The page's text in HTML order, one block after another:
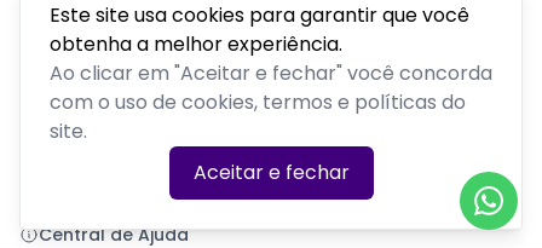
Este site usa cookies para garantir que você
obtenha a melhor experiência.
Ao clicar em "Aceitar e fechar" você concorda
com o uso de cookies, termos e políticas do
site.
Aceitar e fechar
Polenta Comedy
PLATAFORMA POR
Precisa de ajuda?
+55 (54) 99377-7581
Central de Ajuda